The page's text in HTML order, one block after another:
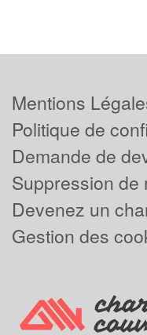
Mentions
Politique de
Demande de
Suppression de
Devenez un
Gestion des